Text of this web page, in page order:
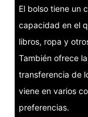
El bolso tiene un
capacidad en el
libros, ropa y
También ofrece
transferencia de
viene en varios
preferencias.